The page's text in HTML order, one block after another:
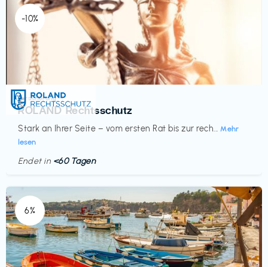
-10%
Versicherung
ROLAND Rechtsschutz
Stark an Ihrer Seite – vom ersten Rat bis zur rech... Mehr
lesen
€‎
Endet in <60 Tagen
6%